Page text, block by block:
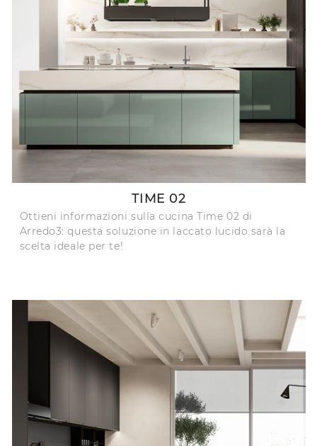
TIME 02
Ottieni informazioni sulla cucina Time 02 di
Arredo3: questa soluzione in laccato lucido sarà la
scelta ideale per te!